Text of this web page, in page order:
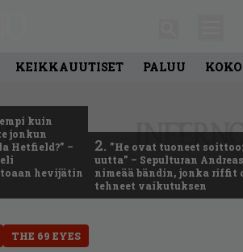
KEIKKAUUTISET PALUU
kuin
jonkun
Hetfield?” –
hevijätin
2. ”He ovat tuoneet
uutta” – Sepulturan
nimeää bändin, jonka riffit
tehneet vaikutuksen
THE 69 EYES